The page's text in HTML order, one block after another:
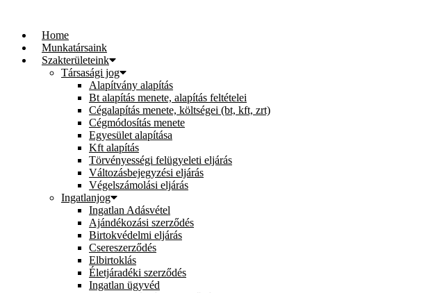
tartalomhozHome
Munkatársaink
Szakterületeink
Társasági jog
Alapítvány alapítás
Bt alapítás menete, alapítás feltételei
Cégalapítás menete, költségei (bt, kft, zrt)
Cégmódosítás menete
Egyesület alapítása
Kft alapítás
Törvényességi felügyeleti eljárás
Változásbejegyzési eljárás
Végelszámolási eljárás
Ingatlanjog
Ingatlan Adásvétel
Ajándékozási szerződés
Birtokvédelmi eljárás
Csereszerződés
Elbirtoklás
Életjáradéki szerződés
Ingatlan ügyvéd